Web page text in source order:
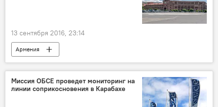
13 сентября 2016, 23:14
Армения
Миссия ОБСЕ проведет мониторинг на
линии соприкосновения в Карабахе